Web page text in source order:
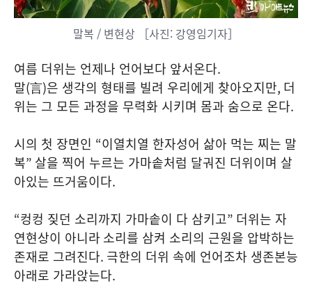
말복 / 변현상 ［사진: 강영임기자］
여름 더위는 언제나 언어보다 앞서온다.
말(言)은 생각의 형태를 빌려 우리에게 찾아오지만, 더
위는 그 모든 과정을 무력화 시키며 몸과 숨으로 온다.
시의 첫 장면인 “이열치열 한자성어 삶아 먹는 찌는 말
복” 살을 찍어 누르는 가마솥처럼 달궈진 더위이며 살
아있는 뜨거움이다.
“컹컹 짖던 소리까지 가마솥이 다 삼키고” 더위는 자
연현상이 아니라 소리를 삼켜 소리의 근원을 압박하는
존재로 그려진다. 극한의 더위 속에 언어조차 생존본능
아래로 가라앉는다.